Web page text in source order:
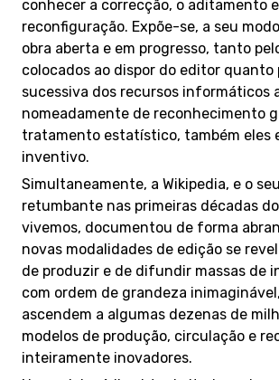
conhecer a correcção, o aditamento
reconfiguração. Expõe-se, a seu
obra aberta e em progresso, tanto
colocados ao dispor do editor quanto
sucessiva dos recursos informáticos
nomeadamente de reconhecimento
tratamento estatístico, também eles
inventivo.
Simultaneamente, a Wikipedia, e o
retumbante nas primeiras décadas
vivemos, documentou de forma
novas modalidades de edição se
de produzir e de difundir massas de
com ordem de grandeza
ascendem a algumas dezenas de
modelos de produção, circulação e
inteiramente inovadores.